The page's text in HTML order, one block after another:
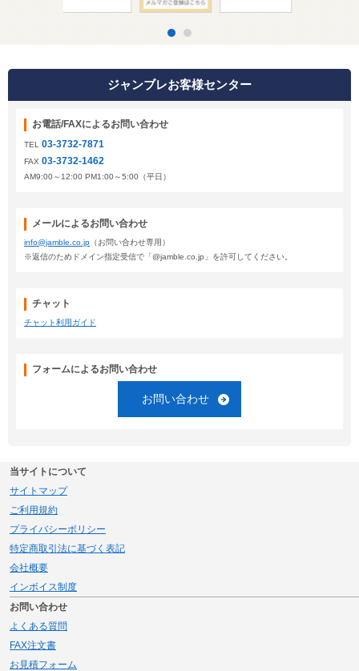
ジャンブレお客様センター
お電話/FAXによるお問い合わせ
TEL 03-3732-7871
FAX 03-3732-1462
AM9:00～12:00 PM1:00～5:00（平日）
メールによるお問い合わせ
info@jamble.co.jp （お問い合わせ専用）
※返信のためドメイン指定受信で「@jamble.co.jp」を許可してください。
チャット
チャット利用ガイド
フォームによるお問い合わせ
お問い合わせ
当サイトについて
サイトマップ
ご利用規約
プライバシーポリシー
特定商取引法に基づく表記
会社概要
インボイス制度
お問い合わせ
よくある質問
FAX注文書
お見積フォーム